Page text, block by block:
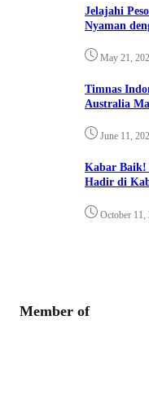
Jelajahi
Nyaman
May 21,
Timnas
Australia
June 11,
Kabar Baik!
Hadir di
October 11,
Member of